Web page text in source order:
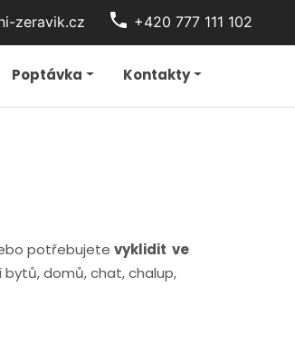
Poptávka Kontakty
potřebujete vyklidit ve
domů, chat, chalup,
zeravik.cz phone +420 777 111 102